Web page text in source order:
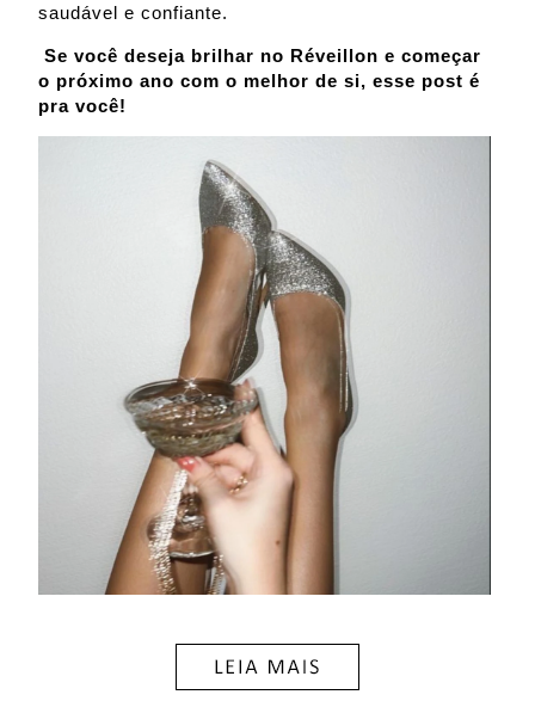
saudável e confiante.
Se você deseja brilhar no Réveillon e começar
o próximo ano com o melhor de si, esse post é
pra você!